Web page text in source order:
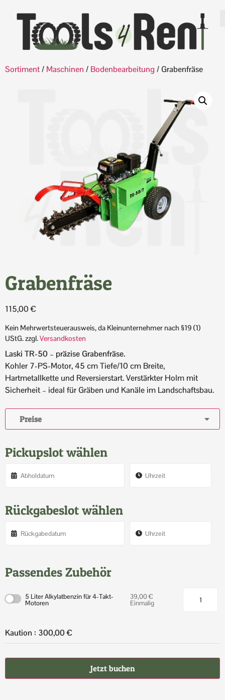
Sortiment/ Maschinen / Bodenbearbeitung / Grabenfräse
Grabenfräse
115,00€
Kein Mehrwertsteuerausweis, da Kleinunternehmer nach §19 (1)
UStG.zzgl.Versandkosten
Laski TR-50 – präzise Grabenfräse.
Kohler 7-PS-Motor, 45 cm Tiefe/10 cm Breite,
Hartmetallkette und Reversierstart. Verstärkter Holm mit
Sicherheit – ideal für Gräben und Kanäle im Landschaftsbau.
Preise
Pickupslot wählen
Rückgabeslot wählen
Passendes Zubehör
5 Liter Alkylatbenzin für 4-Takt-
Motoren
39,00€
Einmalig
Kaution : 300,00€
Jetzt buchen